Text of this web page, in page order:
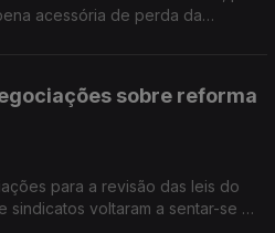
acessória de perda da
sobre reforma
para a revisão das leis do
sindicatos voltaram a sentar-se à